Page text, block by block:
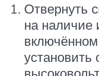
Отвернуть
на наличие
установить